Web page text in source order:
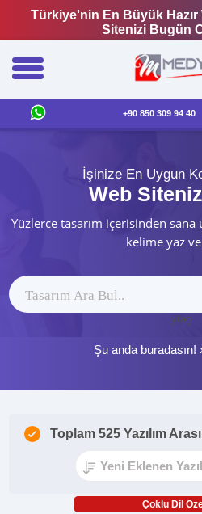
Türkiye'nin En Büyük Hazır
Sitenizi Bugün
+90 850 309 94 40
İşinize En Uygun
Web
Yüzlerce tasarım içerisinden
kelime yaz
ytag
Şu anda buradasın!
Toplam 525 Yazılım
Çoklu Dil